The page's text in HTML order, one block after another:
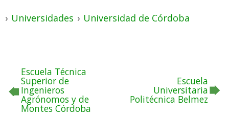
› Universidades › Universidad de Córdoba
Escuela Técnica
Superior de
Ingenieros
Agrónomos y de
Montes Córdoba
Escuela
Universitaria
Politécnica Belmez